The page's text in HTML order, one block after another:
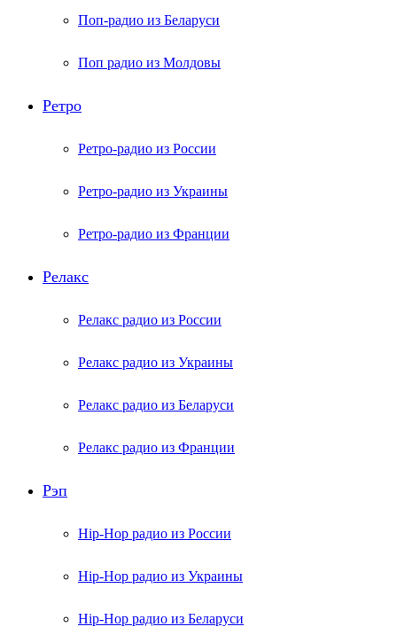
Поп-радио из Беларуси
Поп радио из Молдовы
Ретро
Ретро-радио из России
Ретро-радио из Украины
Ретро-радио из Франции
Релакс
Релакс радио из России
Релакс радио из Украины
Релакс радио из Беларуси
Релакс радио из Франции
Рэп
Hip-Hop радио из России
Hip-Hop радио из Украины
Hip-Hop радио из Беларуси